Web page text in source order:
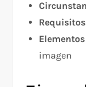
imagen